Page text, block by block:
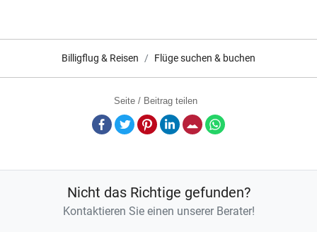
Billigflug & Reisen Flüge suchen & buchen
Seite / Beitrag teilen
Facebook
TwitterPinterestLinkedInE-Mail
Nicht das Richtige gefunden?
Kontaktieren Sie einen unserer Berater!